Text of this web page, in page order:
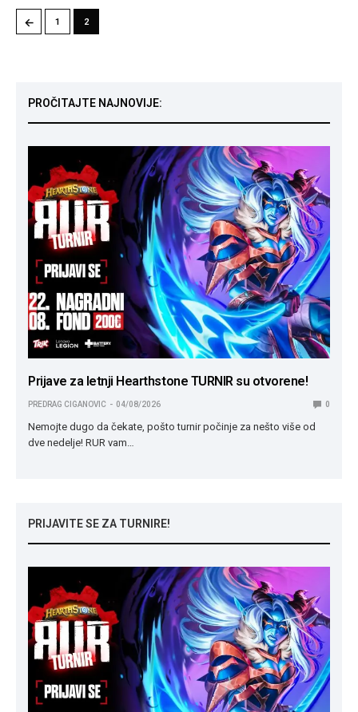
← 1 2
PROČITAJTE NAJNOVIJE:
Prijave za letnji Hearthstone TURNIR su otvorene!
PREDRAG CIGANOVIC 04/08/2026 0
Nemojte dugo da čekate, pošto turnir počinje za nešto više od
dve nedelje! RUR vam…
PRIJAVITE SE ZA TURNIRE!